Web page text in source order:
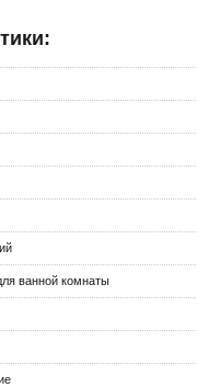
ванной комнаты